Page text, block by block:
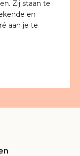
Zij staan te
en
aan je te